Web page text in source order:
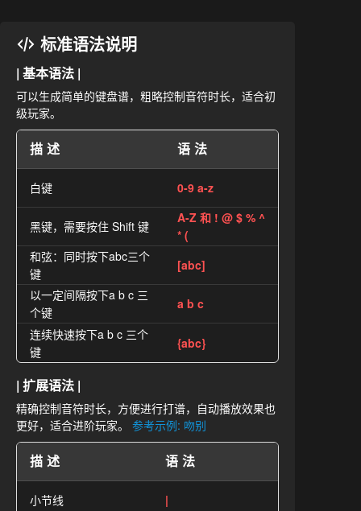
标准语法说明
| 基本语法 |
可以生成简单的键盘谱，粗略控制音符时长，适合初
级玩家。
描述 语法
白键 0-9 a-z
黑键，需要按住 Shift 键
A-Z 和 ! @ $ % ^
* (
和弦：同时按下abc三个
键
[abc]
以一定间隔按下a b c 三
个键
a b c
连续快速按下a b c 三个
键
{abc}
| 扩展语法 |
精确控制音符时长，方便进行打谱，自动播放效果也
更好，适合进阶玩家。参考示例: 吻别
描述 语法
小节线 |